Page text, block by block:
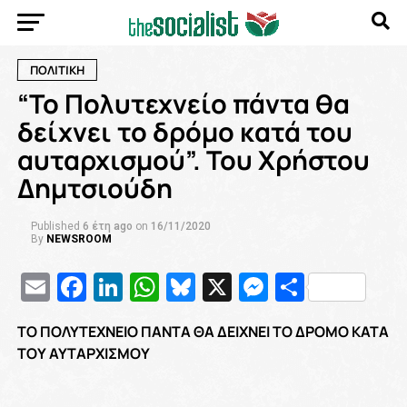
ΠΟΛΙΤΙΚΗ
“Το Πολυτεχνείο πάντα θα
δείχνει το δρόμο κατά του
αυταρχισμού”. Του Χρήστου
Δημτσιούδη
Published 6 έτη ago on 16/11/2020
By NEWSROOM
EmailFacebook
LinkedIn
WhatsApp
Bluesky
X
ΤΟ ΠΟΛΥΤΕΧΝΕΙΟ ΠΑΝΤΑ ΘΑ ΔΕΙΧΝΕΙ ΤΟ ΔΡΟΜΟ ΚΑΤΑ
ΤΟΥ ΑΥΤΑΡΧΙΣΜΟΥ